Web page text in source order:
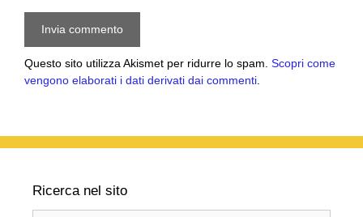
Questo sito utilizza Akismet per ridurre lo spam. Scopri come
vengono elaborati i dati derivati dai commenti.
Ricerca nel sito